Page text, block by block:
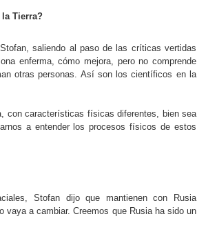
Tierra?
saliendo al paso de las críticas vertidas
enferma, cómo mejora, pero no comprende
otras personas. Así son los científicos en la
con características físicas diferentes, bien sea
a entender los procesos físicos de estos
Stofan dijo que mantienen con Rusia
a cambiar. Creemos que Rusia ha sido un